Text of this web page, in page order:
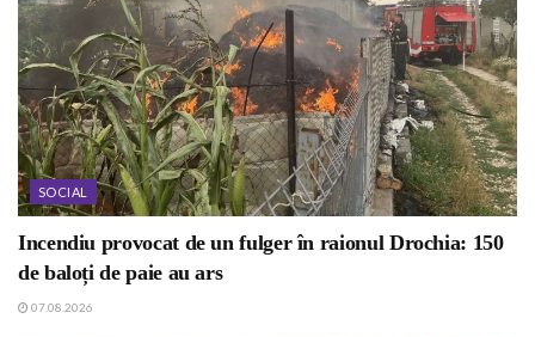
SOCIAL
Incendiu provocat de un fulger în raionul Drochia: 150
de baloți de paie au ars
07.08.2026